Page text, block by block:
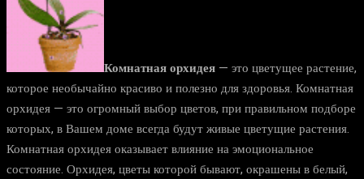
Комнатная орхидея — это цветущее растение,
которое необычайно красиво и полезно для здоровья. Комнатная
орхидея — это огромный выбор цветов, при правильном подборе
которых, в Вашем доме всегда будут живые цветущие растения.
Комнатная орхидея оказывает влияние на эмоциональное
состояние. Орхидея, цветы которой бывают, окрашены в белый,